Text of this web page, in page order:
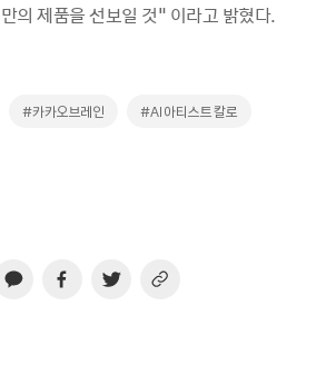
의 제품을 선보일 것" 이라고 밝혔다.
#카카오브레인 #AI 아티스트 칼로